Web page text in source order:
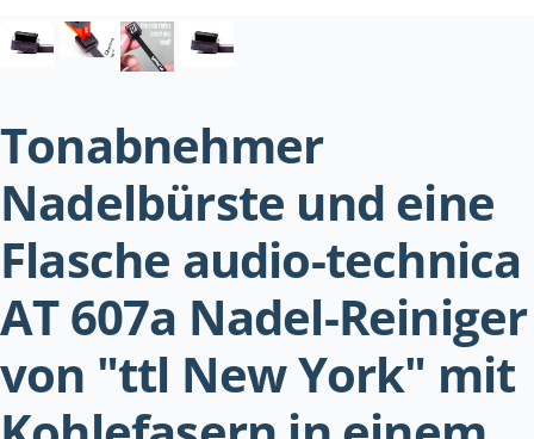
Tonabnehmer
Nadelbürste und eine
Flasche audio-technica
AT 607a Nadel-Reiniger
von "ttl New York" mit